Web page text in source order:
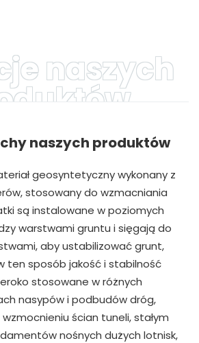
naszych
naszych produktów
geosyntetyczny wykonany z
stosowany do wzmacniania
są instalowane w poziomych
warstwami gruntu i sięgają do
aby ustabilizować grunt,
ten sposób jakość i stabilność
stosowane w różnych
nasypów i podbudów dróg,
ścian tuneli, stałym
nośnych dużych lotnisk,